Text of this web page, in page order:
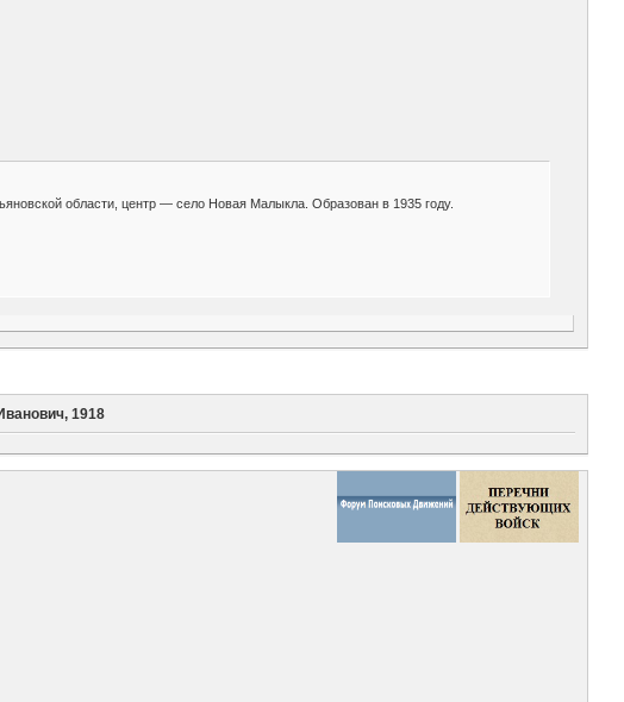
области, центр — село Новая Малыкла. Образован в 1935 году.
1918